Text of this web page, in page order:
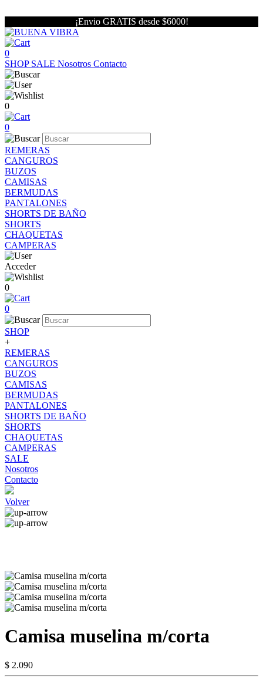
¡Envio GRATIS desde $6000!
0
SHOP SALE Nosotros Contacto
0
0
REMERAS
CANGUROS
BUZOS
CAMISAS
BERMUDAS
PANTALONES
SHORTS DE BAÑO
SHORTS
CHAQUETAS
CAMPERAS
Acceder
0
0
SHOP
+
REMERAS
CANGUROS
BUZOS
CAMISAS
BERMUDAS
PANTALONES
SHORTS DE BAÑO
SHORTS
CHAQUETAS
CAMPERAS
SALE
Nosotros
Contacto
Volver
Camisa muselina m/corta
$ 2.090